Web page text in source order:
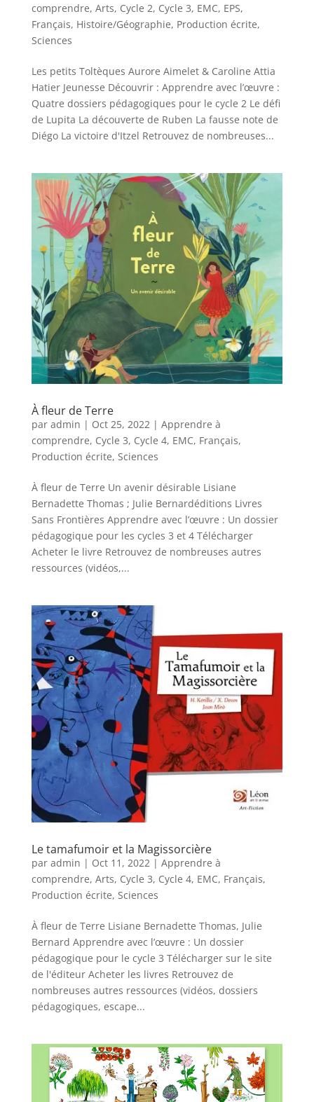
comprendre, Arts, Cycle 2, Cycle 3, EMC, EPS,
Français, Histoire/Géographie, Production écrite,
Sciences
Les petits Toltèques Aurore Aimelet & Caroline Attia
Hatier Jeunesse Découvrir : Apprendre avec l’œuvre :
Quatre dossiers pédagogiques pour le cycle 2 Le défi
de Lupita La découverte de Ruben La fausse note de
Diégo La victoire d'Itzel Retrouvez de nombreuses...
À fleur de Terre
par admin | Oct 25, 2022 | Apprendre à
comprendre, Cycle 3, Cycle 4, EMC, Français,
Production écrite, Sciences
À fleur de Terre Un avenir désirable Lisiane
Bernadette Thomas ; Julie Bernardéditions Livres
Sans Frontières Apprendre avec l’œuvre : Un dossier
pédagogique pour les cycles 3 et 4 Télécharger
Acheter le livre Retrouvez de nombreuses autres
ressources (vidéos,...
Le tamafumoir et la Magissorcière
par admin | Oct 11, 2022| Apprendre à
comprendre, Arts, Cycle 3, Cycle 4, EMC, Français,
Production écrite, Sciences
À fleur de Terre Lisiane Bernadette Thomas, Julie
Bernard Apprendre avec l’œuvre : Un dossier
pédagogique pour le cycle 3 Télécharger sur le site
de l'éditeur Acheter les livres Retrouvez de
nombreuses autres ressources (vidéos, dossiers
pédagogiques, escape...